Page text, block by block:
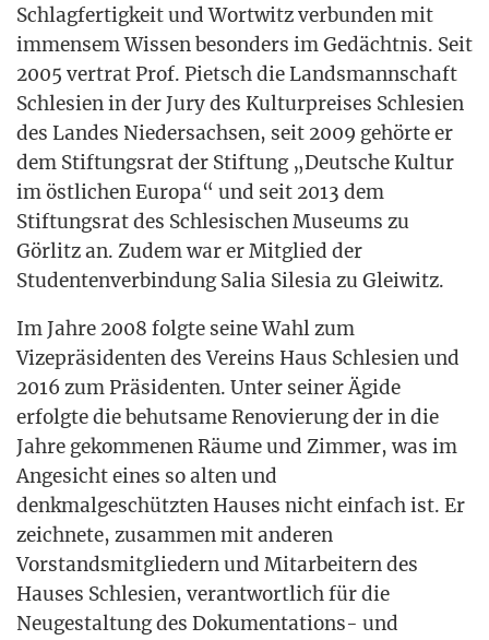
Schlag­fer­tig­keit und Wort­witz ver­bun­den mit
immensem Wis­sen beson­ders im Gedächt­nis. Seit
2005 ver­trat Prof. Pietsch die Lands­mann­schaft
Schle­si­en in der Jury des Kul­tur­prei­ses Schle­si­en
des Lan­des Nie­der­sach­sen, seit 2009 gehör­te er
dem Stif­tungs­rat der Stif­tung „Deut­sche Kul­tur
im öst­li­chen Euro­pa“ und seit 2013 dem
Stif­tungs­rat des Schle­si­schen Muse­ums zu
Gör­litz an. Zudem war er Mit­glied der
Stu­den­ten­ver­bin­dung Salia Sile­sia zu Gleiwitz.
Im Jah­re 2008 folg­te sei­ne Wahl zum
Vize­prä­si­den­ten des Ver­eins Haus Schle­si­en und
2016 zum Prä­si­den­ten. Unter sei­ner Ägi­de
erfolg­te die behut­sa­me Reno­vie­rung der in die
Jah­re gekom­me­nen Räu­me und Zim­mer, was im
Ange­sicht eines so alten und
denk­mal­ge­schütz­ten Hau­ses nicht ein­fach ist. Er
zeich­ne­te, zusam­men mit ande­ren
Vor­stands­mit­glie­dern und Mit­ar­bei­tern des
Hau­ses Schle­si­en, ver­ant­wort­lich für die
Neu­ge­stal­tung des Doku­men­ta­ti­ons- und